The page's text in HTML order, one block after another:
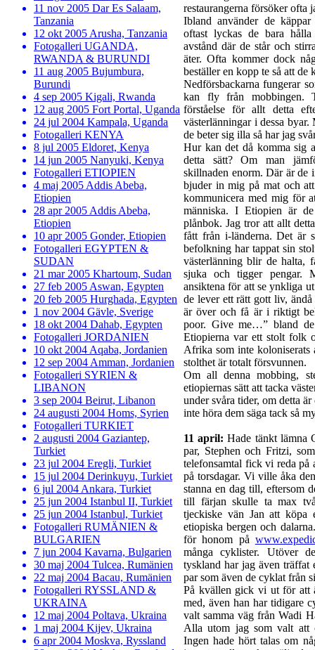
11 nov 2005 Dar Es Salaam,
Tanzania
12 okt 2005 Arusha, Tanzania
Fotogalleri UGANDA,
RWANDA & BURUNDI
11 aug 2005 Bujumbura,
Burundi
4 sep 2005 Kigali, Rwanda
12 aug 2005 Fort Portal, Uganda
24 jul 2004 Kampala, Uganda
Fotogalleri KENYA
8 jul 2005 Eldoret, Kenya
14 jun 2005 Nanyuki, Kenya
Fotogalleri ETIOPIEN
4 maj 2005 Addis Abeba,
Etiopien
28 apr 2005 Addis Abeba,
Etiopien
10 apr 2005 Gonder, Etiopien
Fotogalleri EGYPTEN &
SUDAN
21 mar 2005 Khartoum, Sudan
27 feb 2005 Aswan, Egypten
20 feb 2005 Hurghada, Egypten
1 nov 2004 Gävle, Sverige
18 okt 2004 Dahab, Egypten
Fotogalleri JORDANIEN
10 okt 2004 Aqaba, Jordanien
12 sep 2004 Amman, Jordanien
Fotogalleri SYRIEN &
LIBANON
3 sep 2004 Beirut, Libanon
24 augusti 2004 Homs, Syrien
Fotogalleri TURKIET
2 augusti 2004 Gaziantep,
Turkiet
23 jul 2004 Eregli, Turkiet
15 jul 2004 Derinkuyu, Turkiet
6 jul 2004 Ankara, Turkiet
25 jun 2004 Istanbul II, Turkiet
25 jun 2004 Istanbul, Turkiet
Fotogalleri RUMÄNIEN &
BULGARIEN
7 jun 2004 Kavarna, Bulgarien
30 maj 2004 Tulcea, Rumänien
22 maj 2004 Bacau, Rumänien
Fotogalleri RYSSLAND &
UKRAINA
12 maj 2004 Poltava, Ukraina
1 maj 2004 Kijev, Ukraina
6 apr 2004 Moskva, Ryssland
restaurangerna försöker ofta
Ibland använder de
oftast lyckas de bara
avstånd där de står och
äter. Ofta kommer dock
beställer en kopp te så att de
Nedförsbackarna fungerar
kan fly från mobbingen.
förståelse för allt detta
västerlänningar i dessa
de beter sig illa så har jag
Hur kan det då komma sig
detta sätt? Om man
skillnaden enorm. Där är de
bjuder in mig på mat och
kommunicera med mig för
människa. I Etiopien är
plånbok. Jag tror att allt
fått från i-länderna. Det är
befolkning har tappat sin
västerlänning blir de halta,
sjuka och tigger pengar.
ansiktena för att se ynkliga
de lever ett rätt gott liv,
är över och få är i riktigt
poor. Give me…” bland de
Etiopierna var ett stolt folk
Afrika som inte koloniserats
stolthet är totalt försvunnen.
Om all denna mobbing,
etiopiernas sätt att tacka
under svåra tider, om detta
inte höra dem säga tack så
11 april: Hade tänkt lämna
par, Stephen och Fritzi,
telefonsamtal fick vi reda på
på torsdagar. Vi ville åka
stanna en dag till, eftersom
till färjan skulle ta max
tjeckiske vän Jan att
etiopiska bergen och
för honom på
många cyklister. Utöver
tyskland har jag även träffat
par som även de cyklat från
På kvällen gick vi ut för att
med, även han har tidigare
valt samma väg från Wadi
Alla utom jag som valt att
Ingen hade hört talas om